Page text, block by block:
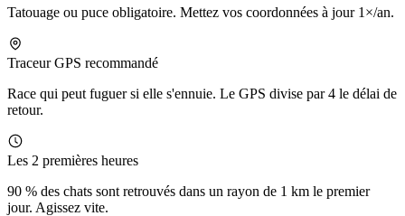
Tatouage ou puce obligatoire. Mettez vos coordonnées à jour 1×/an.
Traceur GPS recommandé
Race qui peut fuguer si elle s'ennuie. Le GPS divise par 4 le délai de
retour.
Les 2 premières heures
90 % des chats sont retrouvés dans un rayon de 1 km le premier
jour. Agissez vite.